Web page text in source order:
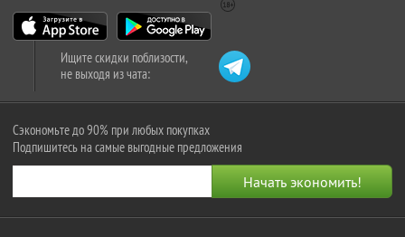
Ищите скидки поблизости,
не выходя из чата:
Сэкономьте до 90% при любых покупках
Подпишитесь на самые выгодные предложения